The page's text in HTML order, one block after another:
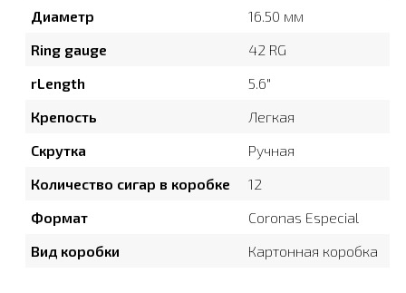
Диаметр
16.50 мм
Ring gauge
42 RG
rLength
5.6″
Крепость
Легкая
Скрутка
Ручная
Количество сигар в коробке
12
Формат
Coronas Especial
Вид коробки
Картонная коробка